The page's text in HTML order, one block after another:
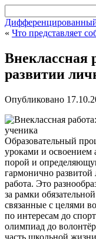
« Что представляет
Внеклассная
развитии
Опубликовано
Образовательный
уроками и
порой и
гармонично развитой
работа. Это
за рамки
связанные с целями
по интересам до
олимпиад до
часть школьной